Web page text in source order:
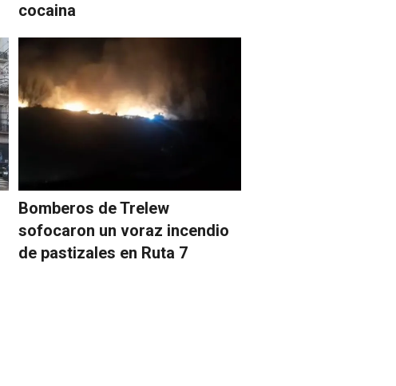
cocaina
Bomberos de Trelew
sofocaron un voraz incendio
de pastizales en Ruta 7